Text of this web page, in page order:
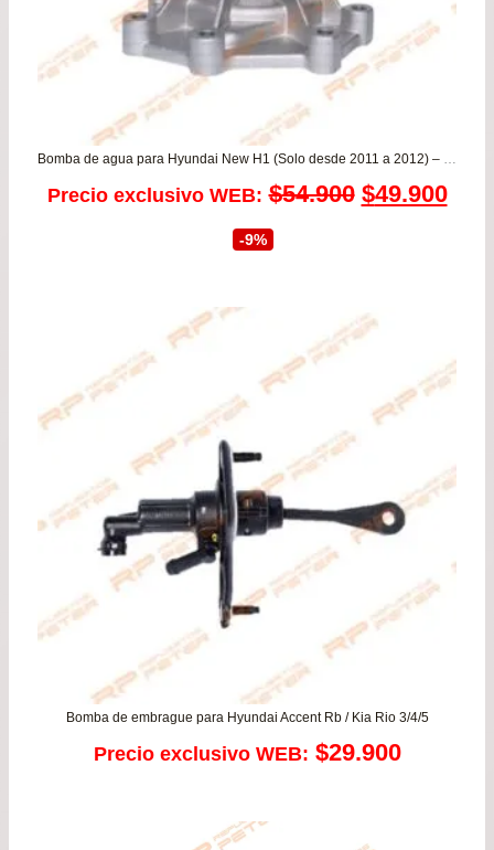
Bomba de agua para Hyundai New H1 (Solo desde 2011 a 2012) – Starex 2.5 – Porter / Kia Sorento
Precio exclusivo WEB: $54.900 El
era:
$54.900.
$49.900El
-9%
Bomba de embrague para Hyundai Accent Rb / Kia Rio 3/4/5
Precio exclusivo WEB: $29.900